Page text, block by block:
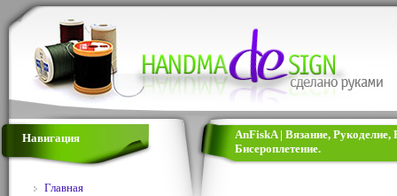
Навигация
Главная
AnFiskA | Вязание,
Бисероплетение.